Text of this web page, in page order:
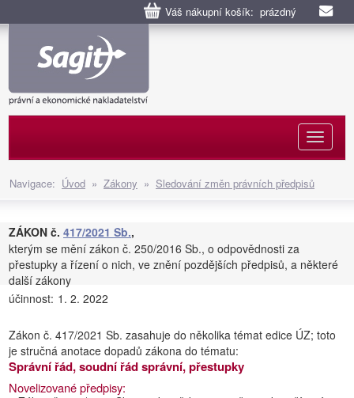
Váš nákupní košík: prázdný
Navigace: Úvod » Zákony » Sledování změn právních předpisů
ZÁKON č. 417/2021 Sb.,
kterým se mění zákon č. 250/2016 Sb., o odpovědnosti za
přestupky a řízení o nich, ve znění pozdějších předpisů, a některé
další zákony
účinnost: 1. 2. 2022
Zákon č. 417/2021 Sb. zasahuje do několika témat edice ÚZ; toto
je stručná anotace dopadů zákona do tématu:
Správní řád, soudní řád správní, přestupky
Novelizované předpisy: